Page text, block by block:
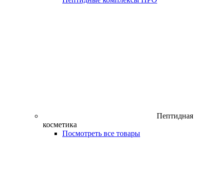
Пептидная
косметика
Посмотреть все товары